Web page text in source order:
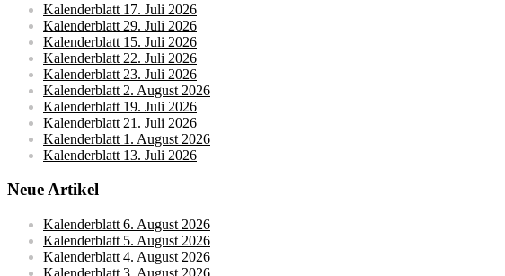
Kalenderblatt 17. Juli 2026
Kalenderblatt 29. Juli 2026
Kalenderblatt 15. Juli 2026
Kalenderblatt 22. Juli 2026
Kalenderblatt 23. Juli 2026
Kalenderblatt 2. August 2026
Kalenderblatt 19. Juli 2026
Kalenderblatt 21. Juli 2026
Kalenderblatt 1. August 2026
Kalenderblatt 13. Juli 2026
Neue Artikel
Kalenderblatt 6. August 2026
Kalenderblatt 5. August 2026
Kalenderblatt 4. August 2026
Kalenderblatt 3. August 2026